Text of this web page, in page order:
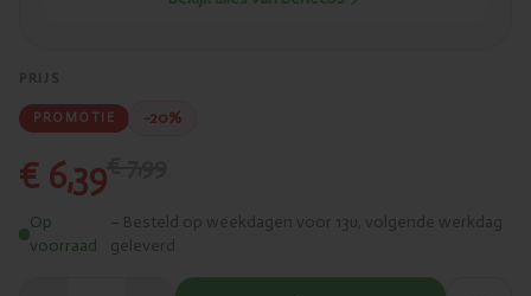
PRIJS
PROMOTIE -20%
€ 6,39
Op
voorraad
– Besteld op weekdagen voor 13u, volgende werkdag
geleverd